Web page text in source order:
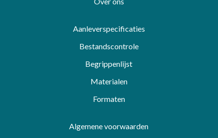
Aanleverspecificaties
Bestandscontrole
Begrippenlijst
Materialen
Formaten
Algemene voorwaarden